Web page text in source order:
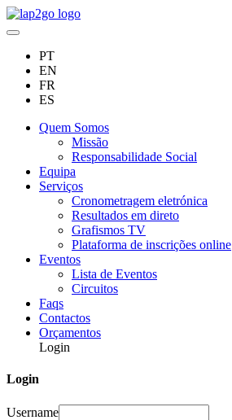
PT
EN
FR
ES
Quem Somos
Missão
Responsabilidade Social
Equipa
Serviços
Cronometragem eletrónica
Resultados em direto
Grafismos TV
Plataforma de inscrições online
Eventos
Lista de Eventos
Circuitos
Faqs
Contactos
Orçamentos
Login
Login
Username